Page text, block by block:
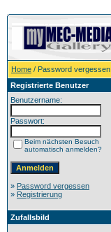
Home / Password vergessen
Registrierte Benutzer
Benutzername:
Passwort:
Beim nächsten Besuch
automatisch anmelden?
» Password vergessen
» Registrierung
Zufallsbild